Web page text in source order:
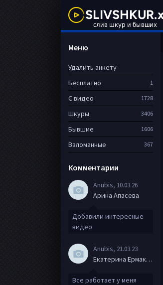
Меню
Удалить анкету
Бесплатно
1
С видео 1728
Шкуры 3406
Бывшие 1606
Взломанные 367
Комментарии
Anubis, 10.03.26
Арина Апасева
Добавили интересные
видео
Anubis, 21.03.23
Екатерина Ермакова
Все работает у меня